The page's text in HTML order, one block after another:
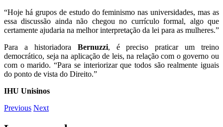
“Hoje há grupos de estudo do feminismo nas universidades, mas as
essa discussão ainda não chegou no currículo formal, algo que
certamente ajudaria na melhor interpretação da lei para as mulheres.”
Para a historiadora Bernuzzi, é preciso praticar um treino
democrático, seja na aplicação de leis, na relação com o governo ou
com o marido. “Para se interiorizar que todos são realmente iguais
do ponto de vista do Direito.”
IHU Unisinos
Previous Next